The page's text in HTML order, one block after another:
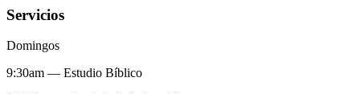
Servicios
Domingos
9:30am — Estudio Bíblico